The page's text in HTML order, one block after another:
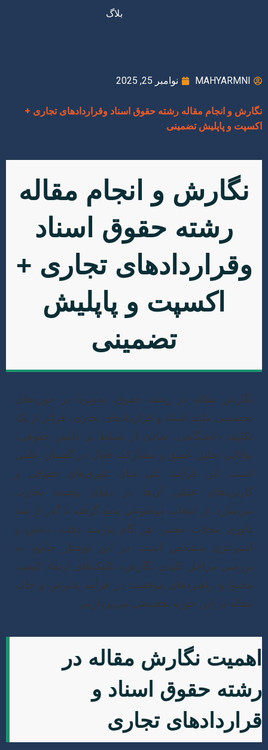
MAHYARMNI نوامبر 25, 2025
و انجام مقاله رشته حقوق اسناد وقراردادهای تجاری +
و پاپلیش تضمینی
نگارش و انجام مقاله
رشته حقوق اسناد
تجاری +
اکسپت و پاپلیش
تضمینی
مقاله در رشته حقوق، به‌ویژه در حوزه‌های
مانند اسناد و قراردادهای تجاری، فراتر از یک
دانشگاهی، نمادی از تسلط بر دانش حقوقی،
تحلیل عمیق و مشارکت فعال در گفتمان علمی
این فرآیند، پلی میان تئوری‌های حقوقی و
عملی آن‌ها در دنیای پیچیده تجارت
از انتخاب موضوعی بدیع گرفته تا گذر از سد
مجلات معتبر، هر گام نیازمند دقت، دانش و
مشخص است. در این نوشتار جامع، به
مراحل کلیدی نگارش، تکنیک‌های ارتقاء کیفیت
و راهبردهای موفقیت در فرآیند پذیرش و چاپ
در این حوزه تخصصی می‌پردازیم.
نگارش مقاله در
حقوق اسناد و
تجاری